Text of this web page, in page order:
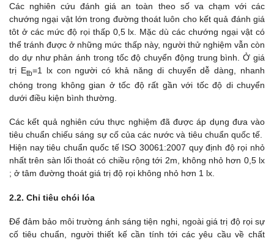
Các nghiên cứu đánh giá an toàn theo số va chạm với các
chướng ngại vật lớn trong đường thoát luôn cho kết quả đánh giá
tôt ở các mức độ rọi thấp 0,5 lx. Mặc dù các chướng ngại vật có
thể tránh được ở những mức thấp này, người thử nghiệm vẫn còn
do dự như phản ánh trong tốc độ chuyển động trung bình. Ở giá
trị Etb=1 lx con người có khả năng di chuyển dễ dàng, nhanh
chóng trong không gian ở tốc độ rất gần với tốc độ di chuyển
dưới điều kiện bình thường.
Các kết quả nghiên cứu thực nghiệm đã được áp dụng đưa vào
tiêu chuẩn chiếu sáng sự cố của các nước và tiêu chuẩn quốc tế.
Hiện nay tiêu chuẩn quốc tế ISO 30061:2007 quy định độ rọi nhỏ
nhất trên sàn lối thoát có chiều rộng tới 2m, không nhỏ hơn 0,5 lx
; ở tâm đường thoát giá trị độ rọi không nhỏ hơn 1 lx.
2.2. Chỉ tiêu chói lóa
Để đảm bảo môi trường ánh sáng tiện nghi, ngoài giá trị độ rọi sự
cố tiêu chuẩn, người thiết kế cần tính tới các yêu cầu về chất